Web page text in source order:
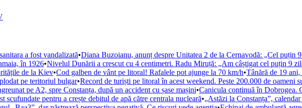
a fost vandalizată•Diana Buzoianu, anunț despre Unitatea 2 de la Cernavodă: „Cel puțin
în 1926•Nivelul Dunării a crescut cu 4 centimetri. Radu Miruță: „Am câștigat cel puțin 9
de la Kiev•Cod galben de vânt pe litoral! Rafalele pot ajunge la 70 km/h•Tânără de 19
pe teritoriul bulgar•Record de turiști pe litoral în acest weekend. Peste 200.000 de oameni
pe A2, spre Constanța, după un accident cu șase mașini•Canicula continuă în Dobrogea.
pentru a crește debitul de apă către centrala nucleară•„Astăzi la Constanța”,